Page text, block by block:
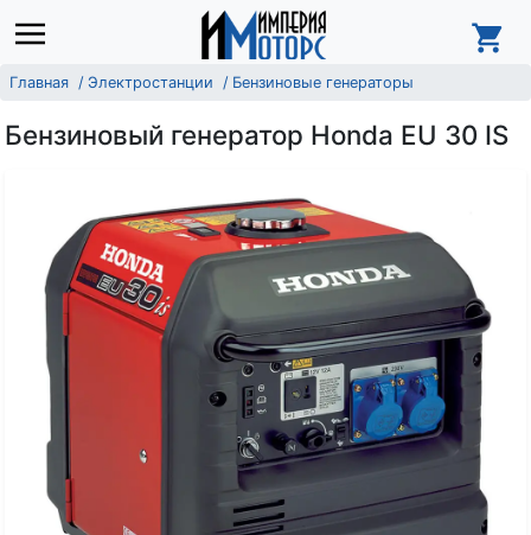
Главная Электростанции Бензиновые генераторы
Бензиновый генератор Honda EU 30 IS